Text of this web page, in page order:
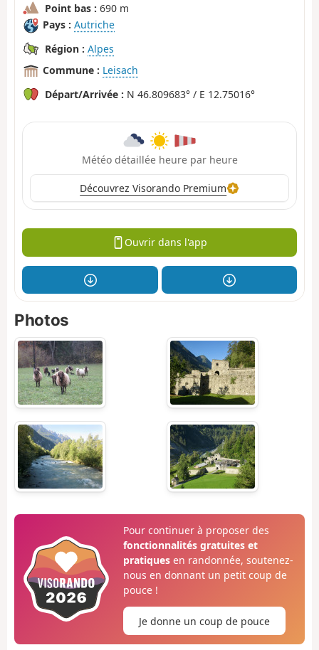
Point bas : 690 m
Pays : Autriche
Région : Alpes
Commune : Leisach
Départ/Arrivée : N 46.809683° / E 12.75016°
Météo détaillée heure par heure
Découvrez Visorando Premium
Ouvrir dans l'app
Photos
Pour continuer à proposer des
fonctionnalités gratuites et
pratiquesen randonnée, soutenez-
nous en donnant un petit coup de
pouce !
Je donne un coup de pouce